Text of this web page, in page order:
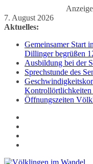
Zum
Inhalt
7. August 2026
Aktuelles:
Gemeinsamer Start
Dillinger begrüßen
Ausbildung bei der
Sprechstunde des
Öffnungszeiten